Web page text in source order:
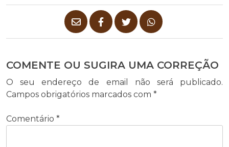
COMENTE OU SUGIRA UMA CORREÇÃO
O seu endereço de email não será publicado.
Campos obrigatórios marcados com *
Comentário *